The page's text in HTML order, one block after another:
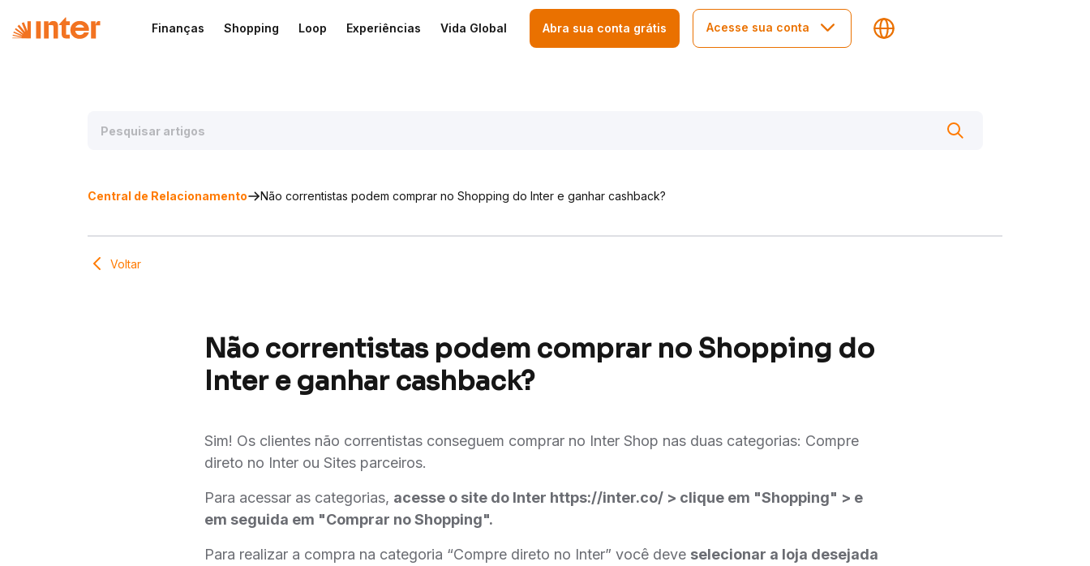
Finanças Shopping Loop Experiências Vida Global Abra sua conta grátis Acesse sua conta
Central de Relacionamento Não correntistas podem comprar no Shopping do Inter e ganhar cashback?
Voltar
Não correntistas podem comprar no Shopping do
Inter e ganhar cashback?
Sim! Os clientes não correntistas conseguem comprar no Inter Shop nas duas categorias: Compre
direto no Inter ou Sites parceiros.
Para acessar as categorias, acesse o site do Inter https://inter.co/ > clique em "Shopping" > e
em seguida em "Comprar no Shopping".
Para realizar a compra na categoria “Compre direto no Inter” você deve selecionar a loja desejada